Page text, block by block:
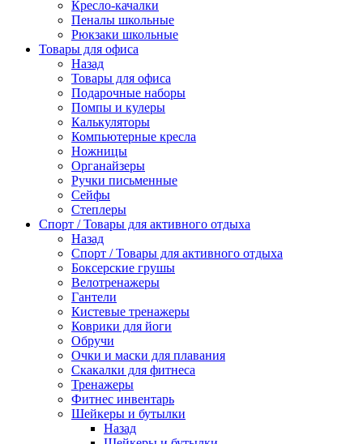
Кресло-качалки
Пеналы школьные
Рюкзаки школьные
Товары для офиса
Назад
Товары для офиса
Подарочные наборы
Помпы и кулеры
Калькуляторы
Компьютерные кресла
Ножницы
Органайзеры
Ручки письменные
Сейфы
Степлеры
Спорт / Товары для активного отдыха
Назад
Спорт / Товары для активного отдыха
Боксерские грушы
Велотренажеры
Гантели
Кистевые тренажеры
Коврики для йоги
Обручи
Очки и маски для плавания
Скакалки для фитнеса
Тренажеры
Фитнес инвентарь
Шейкеры и бутылки
Назад